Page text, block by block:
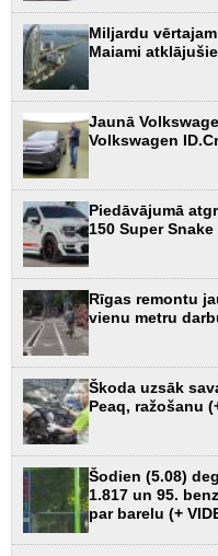
Miljardu
Maiami
Jaunā
Volkswagen
Piedāvājumā
150 Super
Rīgas remontu
vienu metru
Škoda uzsāk
Peaq, ražošanu
Šodien (5.08)
1.817 un 95.
par barelu (+